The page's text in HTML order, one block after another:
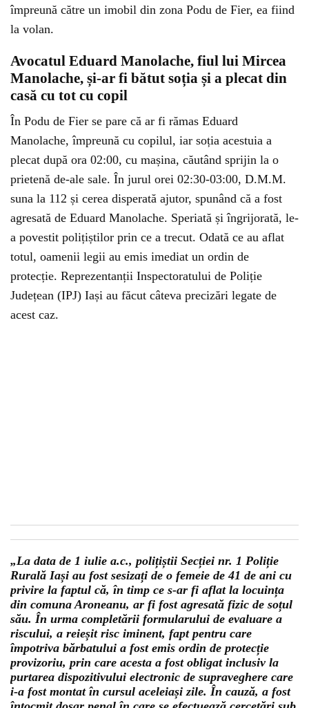
împreună către un imobil din zona Podu de Fier, ea fiind
la volan.
Avocatul Eduard Manolache, fiul lui Mircea
Manolache, și-ar fi bătut soția și a plecat din
casă cu tot cu copil
În Podu de Fier se pare că ar fi rămas Eduard
Manolache, împreună cu copilul, iar soția acestuia a
plecat după ora 02:00, cu mașina, căutând sprijin la o
prietenă de-ale sale. În jurul orei 02:30-03:00, D.M.M.
suna la 112 și cerea disperată ajutor, spunând că a fost
agresată de Eduard Manolache. Speriată și îngrijorată, le-
a povestit polițiștilor prin ce a trecut. Odată ce au aflat
totul, oamenii legii au emis imediat un ordin de
protecție. Reprezentanții Inspectoratului de Poliție
Județean (IPJ) Iași au făcut câteva precizări legate de
acest caz.
„La data de 1 iulie a.c., polițiștii Secției nr. 1 Poliție
Rurală Iași au fost sesizați de o femeie de 41 de ani cu
privire la faptul că, în timp ce s-ar fi aflat la locuința
din comuna Aroneanu, ar fi fost agresată fizic de soțul
său. În urma completării formularului de evaluare a
riscului, a reieșit risc iminent, fapt pentru care
împotriva bărbatului a fost emis ordin de protecție
provizoriu, prin care acesta a fost obligat inclusiv la
purtarea dispozitivului electronic de supraveghere care
i-a fost montat în cursul aceleiași zile. În cauză, a fost